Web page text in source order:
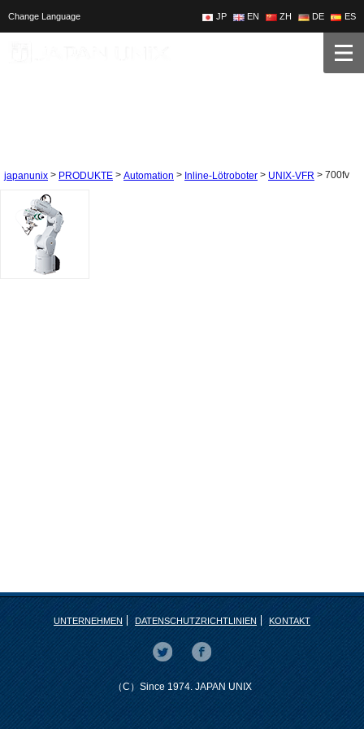
Change Language JP EN ZH DE ES
japanunix > PRODUKTE > Automation > Inline-Lötroboter > UNIX-VFR > 700fv
UNTERNEHMEN DATENSCHUTZRICHTLINIEN KONTAKT
（C）Since 1974. JAPAN UNIX